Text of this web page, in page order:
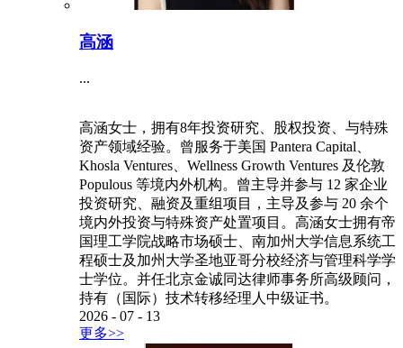
高涵
...
高涵女士，拥有8年投资研究、股权投资、与特殊
资产领域经验。曾服务于美国 Pantera Capital、
Khosla Ventures、Wellness Growth Ventures 及伦敦
Populous 等境内外机构。曾主导并参与 12 家企业
投资研究、融资及重组项目，主导及参与 20 余个
境内外投资与特殊资产处置项目。高涵女士拥有帝
国理工学院战略市场硕士、南加州大学信息系统工
程硕士及加州大学圣地亚哥分校经济与管理科学学
士学位。并任北京金诚同达律师事务所高级顾问，
持有（国际）技术转移经理人中级证书。
2026 - 07 - 13
更多>>